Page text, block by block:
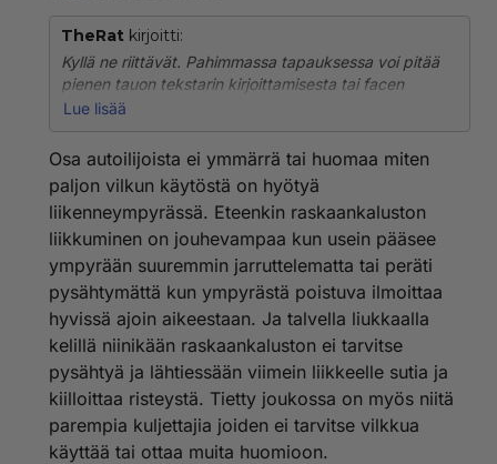
TheRat kirjoitti:
Kyllä ne riittävät. Pahimmassa tapauksessa voi pitää
pienen tauon tekstarin kirjoittamisesta tai facen
statuspäivityksestä...
Kyse on puhtaasti siitä, ettei viitsitä. Toisin sanoen,
ajaminen ei ole vielä niin sujuvaa, ettei vilkuttamista
tarvitsisi miettiä. Aloittelevia kuskeja siis, tai muuten
vain huonoja.
Lue lisää
Osa autoilijoista ei ymmärrä tai huomaa miten
paljon vilkun käytöstä on hyötyä
liikenneympyrässä. Eteenkin raskaankaluston
liikkuminen on jouhevampaa kun usein pääsee
ympyrään suuremmin jarruttelematta tai peräti
pysähtymättä kun ympyrästä poistuva ilmoittaa
hyvissä ajoin aikeestaan. Ja talvella liukkaalla
kelillä niinikään raskaankaluston ei tarvitse
pysähtyä ja lähtiessään viimein liikkeelle sutia ja
kiilloittaa risteystä. Tietty joukossa on myös niitä
parempia kuljettajia joiden ei tarvitse vilkkua
käyttää tai ottaa muita huomioon.